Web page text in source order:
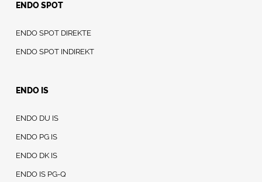
ENDO SPOT
ENDO SPOT DIREKTE
ENDO SPOT INDIREKT
ENDO IS
ENDO DU IS
ENDO PG IS
ENDO DK IS
ENDO IS PG-Q